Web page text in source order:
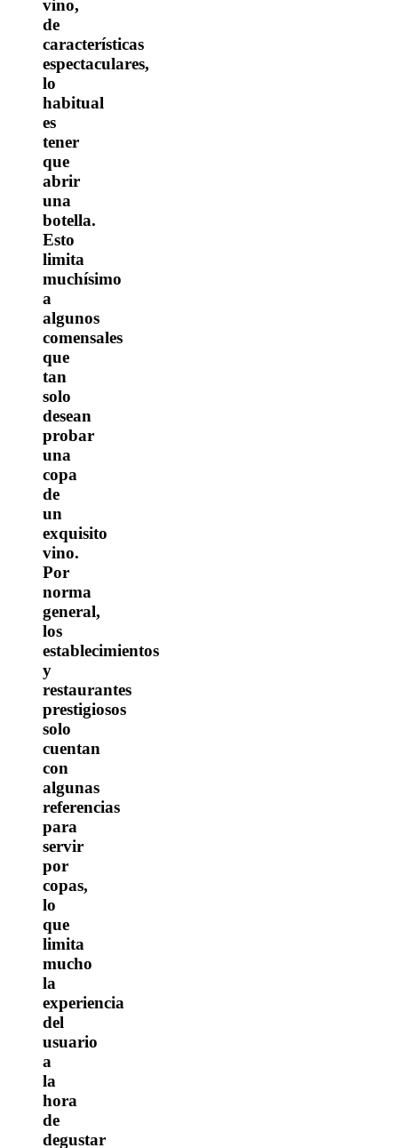
vino,
de
características
espectaculares,
lo
habitual
es
tener
que
abrir
una
botella.
Esto
limita
muchísimo
a
algunos
comensales
que
tan
solo
desean
probar
una
copa
de
un
exquisito
vino.
Por
norma
general,
los
establecimientos
y
restaurantes
prestigiosos
solo
cuentan
con
algunas
referencias
para
servir
por
copas,
lo
que
limita
mucho
la
experiencia
del
usuario
a
la
hora
de
degustar